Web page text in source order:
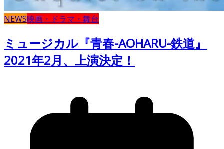
NEWS映画・ドラマ・舞台
ミュージカル『青春-AOHARU-鉄道』
2021年2月、上演決定！